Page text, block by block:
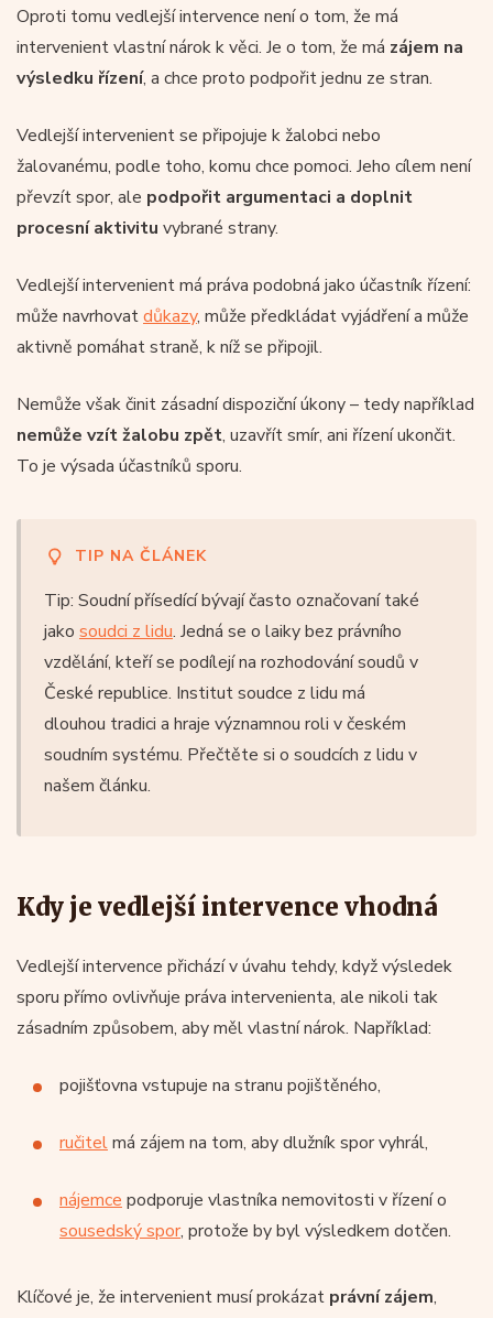
Oproti tomu vedlejší intervence není o tom, že má
intervenient vlastní nárok k věci. Je o tom, že má zájem na
výsledku řízení, a chce proto podpořit jednu ze stran.
Vedlejší intervenient se připojuje k žalobci nebo
žalovanému, podle toho, komu chce pomoci. Jeho cílem není
převzít spor, ale podpořit argumentaci a doplnit
procesní aktivitu vybrané strany.
Vedlejší intervenient má práva podobná jako účastník řízení:
může navrhovatdůkazy, může předkládat vyjádření a může
aktivně pomáhat straně, k níž se připojil.
Nemůže však činit zásadní dispoziční úkony – tedy například
nemůže vzít žalobu zpět, uzavřít smír, ani řízení ukončit.
To je výsada účastníků sporu.
TIP NA ČLÁNEK
Tip: Soudní přísedící bývají často označovaní také
jako soudci z lidu. Jedná se o laiky bez právního
vzdělání, kteří se podílejí na rozhodování soudů v
České republice. Institut soudce z lidu má
dlouhou tradici a hraje významnou roli v českém
soudním systému. Přečtěte si o soudcích z lidu v
našem článku.
Kdy je vedlejší intervence vhodná
Vedlejší intervence přichází v úvahu tehdy, když výsledek
sporu přímo ovlivňuje práva intervenienta, ale nikoli tak
zásadním způsobem, aby měl vlastní nárok. Například:
pojišťovna vstupuje na stranu pojištěného,
ručitelmá zájem na tom, aby dlužník spor vyhrál,
nájemce podporuje vlastníka nemovitosti v řízení o
sousedský spor, protože by byl výsledkem dotčen.
Klíčové je, že intervenient musí prokázat právní zájem,